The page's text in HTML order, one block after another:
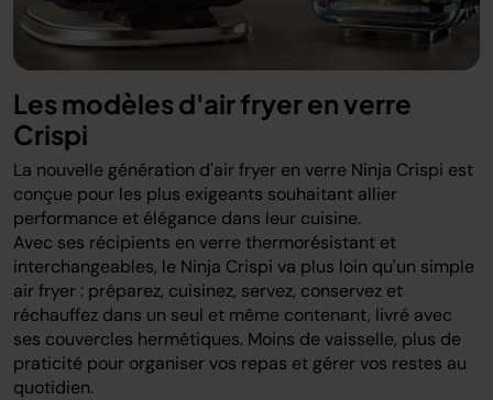
Les modèles d'air fryer en verre
Crispi
La nouvelle génération d'air fryer en verre Ninja Crispi est
conçue pour les plus exigeants souhaitant allier
performance et élégance dans leur cuisine.
Avec ses récipients en verre thermorésistant et
interchangeables, le Ninja Crispi va plus loin qu'un simple
air fryer : préparez, cuisinez, servez, conservez et
réchauffez dans un seul et même contenant, livré avec
ses couvercles hermétiques. Moins de vaisselle, plus de
praticité pour organiser vos repas et gérer vos restes au
quotidien.